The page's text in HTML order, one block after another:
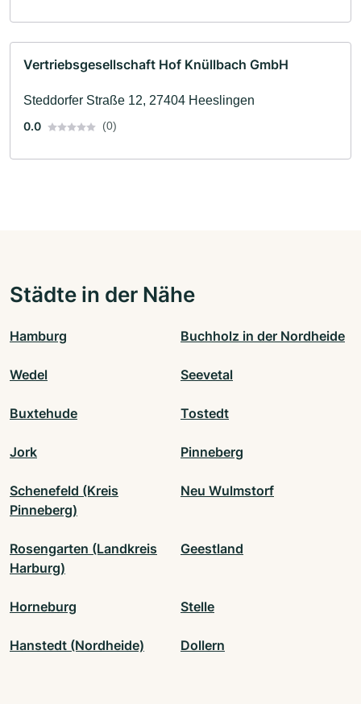
Vertriebsgesellschaft Hof Knüllbach GmbH
Steddorfer Straße 12, 27404 Heeslingen
0.0
(0)
Städte in der Nähe
Hamburg Buchholz in der Nordheide
Wedel Seevetal
Buxtehude Tostedt
Jork Pinneberg
Schenefeld (Kreis
Pinneberg)
Neu Wulmstorf
Rosengarten (Landkreis
Harburg)
Geestland
Horneburg Stelle
Hanstedt (Nordheide) Dollern